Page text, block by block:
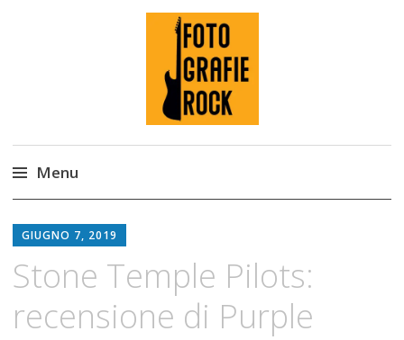
Fotografie ROCK
Menu
to
GIUGNO 7, 2019
Stone Temple Pilots:
recensione di Purple